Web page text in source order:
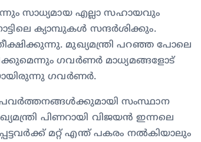
സാധ്യമായ എല്ലാ സഹായവും
ക്യാമ്പുകൾ സന്ദർശിക്കും.
മുഖ്യമന്ത്രി പറഞ്ഞ പോലെ
​ഗവർണർ മാധ്യമങ്ങളോട്
​ഗവർണർ.
സംസ്ഥാന
പിണറായി വിജയൻ ഇന്നലെ
മറ്റ് എന്ത് പകരം നൽകിയാലും